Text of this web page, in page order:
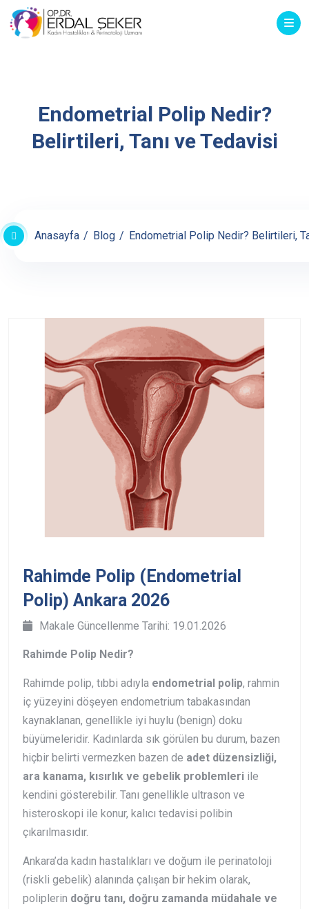
Endometrial Polip Nedir?
Belirtileri, Tanı ve Tedavisi
Anasayfa Blog Endometrial Polip Nedir? Belirtileri,
Rahimde Polip (Endometrial
Polip) Ankara 2026
Makale Güncellenme Tarihi: 19.01.2026
Rahimde Polip Nedir?
Rahimde polip, tıbbi adıyla endometrial polip, rahmin
iç yüzeyini döşeyen endometrium tabakasından
kaynaklanan, genellikle iyi huylu (benign) doku
büyümeleridir. Kadınlarda sık görülen bu durum, bazen
hiçbir belirti vermezken bazen de adet düzensizliği,
ara kanama, kısırlık ve gebelik problemleri ile
kendini gösterebilir. Tanı genellikle ultrason ve
histeroskopi ile konur, kalıcı tedavisi polibin
çıkarılmasıdır.
Ankara’da kadın hastalıkları ve doğum ile perinatoloji
(riskli gebelik) alanında çalışan bir hekim olarak,
poliplerin doğru tanı, doğru zamanda müdahale ve